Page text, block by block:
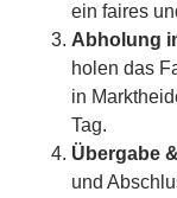
ein faires
Abholung
holen das
in
Tag.
Übergabe
und